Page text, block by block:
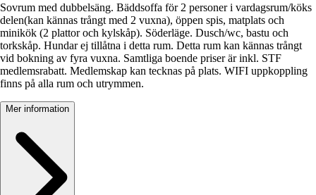
Sovrum med dubbelsäng. Bäddsoffa för 2 personer i vardagsrum/köks
delen(kan kännas trångt med 2 vuxna), öppen spis, matplats och
minikök (2 plattor och kylskåp). Söderläge. Dusch/wc, bastu och
torkskåp. Hundar ej tillåtna i detta rum. Detta rum kan kännas trångt
vid bokning av fyra vuxna. Samtliga boende priser är inkl. STF
medlemsrabatt. Medlemskap kan tecknas på plats. WIFI uppkoppling
finns på alla rum och utrymmen.
Mer information